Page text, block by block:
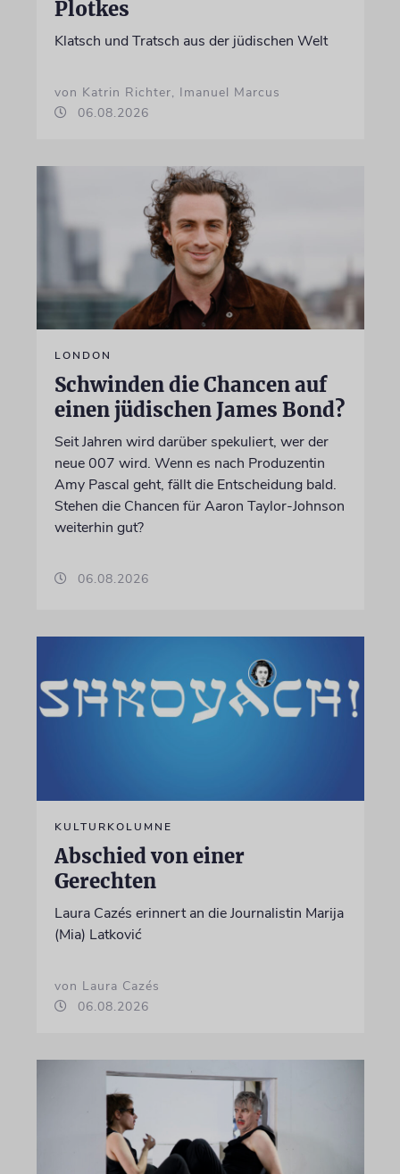
Plotkes
Klatsch und Tratsch aus der jüdischen Welt
von Katrin Richter, Imanuel Marcus
06.08.2026
LONDON
Schwinden die Chancen auf
einen jüdischen James Bond?
Seit Jahren wird darüber spekuliert, wer der
neue 007 wird. Wenn es nach Produzentin
Amy Pascal geht, fällt die Entscheidung bald.
Stehen die Chancen für Aaron Taylor-Johnson
weiterhin gut?
06.08.2026
KULTURKOLUMNE
Abschied von einer
Gerechten
Laura Cazés erinnert an die Journalistin Marija
(Mia) Latković
von Laura Cazés
06.08.2026